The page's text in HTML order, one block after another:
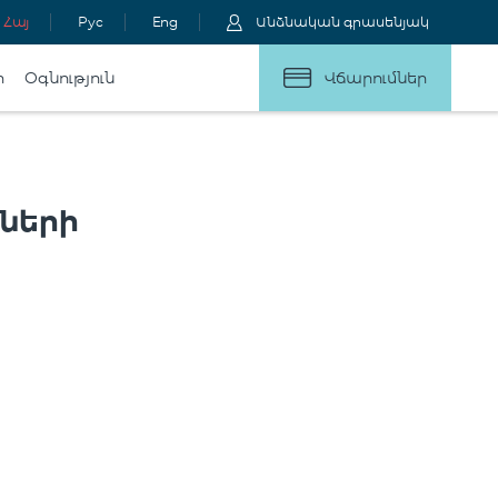
Հայ Рус Eng Անձնական գրասենյակ
Օգնություն Վճարումներ